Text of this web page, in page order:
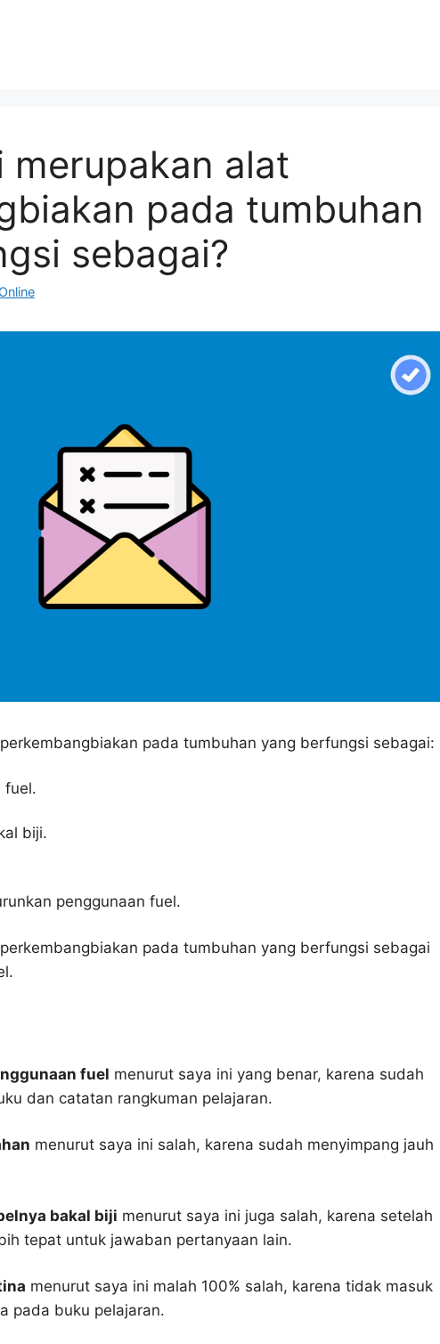
merupakan alat
pada tumbuhan
sebagai?
pada tumbuhan yang berfungsi sebagai:
fuel.
biji.
penggunaan fuel.
pada tumbuhan yang berfungsi sebagai
fuel menurut saya ini yang benar, karena sudah
dan catatan rangkuman pelajaran.
menurut saya ini salah, karena sudah menyimpang jauh
bakal biji menurut saya ini juga salah, karena setelah
tepat untuk jawaban pertanyaan lain.
menurut saya ini malah 100% salah, karena tidak masuk
pada buku pelajaran.